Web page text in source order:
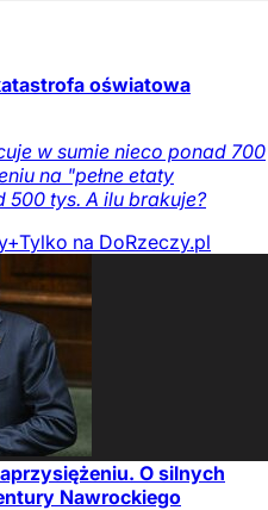
oświatowa
w sumie nieco ponad 700
na "pełne etaty
tys. A ilu brakuje?
Tylko na DoRzeczy.pl
O silnych
Nawrockiego